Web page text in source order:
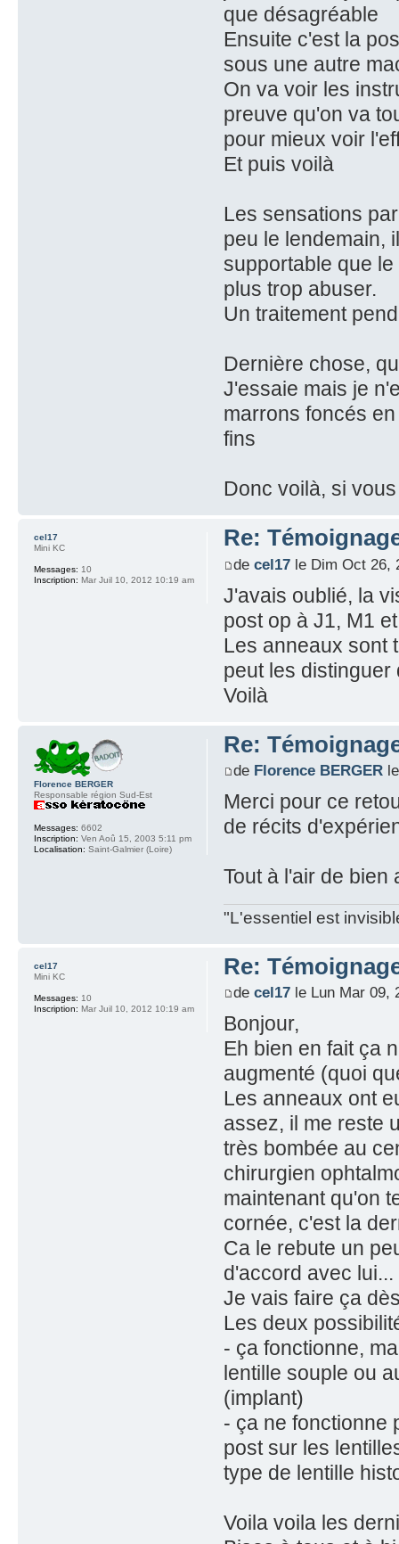
que désagréable
Ensuite c'est la
sous une autre
On va voir les
preuve qu'on va
pour mieux voir
Et puis voilà
Les sensations
peu le lendemain,
supportable que
plus trop abuser.
Un traitement
Dernière chose,
J'essaie mais je
marrons foncés
fins
Donc voilà, si
Re:
de cel17le Dim Oct 26,
J'avais oublié, la
post op à J1, M1
Les anneaux sont
peut les
Voilà
cel17
Mini KC
Messages: 10
Inscription: Mar Juil 10, 2012 10:19 am
Re:
de Florence BERGERle
Merci pour ce
de récits
Tout à l'air de bien
"L'essentiel est
Florence BERGER
Responsable région Sud-Est
Messages: 6602
Inscription: Ven Aoû 15, 2003 5:11 pm
Localisation: Saint-Galmier (Loire)
Re:
de cel17le Lun Mar 09,
Bonjour,
Eh bien en fait ça
augmenté (quoi
Les anneaux ont
assez, il me reste
très bombée au
chirurgien
maintenant qu'on
cornée, c'est la
Ca le rebute un
d'accord avec lui...
Je vais faire ça
Les deux
- ça fonctionne,
lentille souple ou
(implant)
- ça ne fonctionne
post sur les
type de lentille
Voila voila les
cel17
Mini KC
Messages: 10
Inscription: Mar Juil 10, 2012 10:19 am